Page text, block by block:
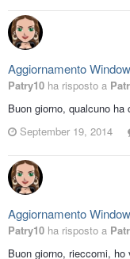
Aggiornamento
Patry10 ha risposto a
Buon giorno, qualcuno
September 19, 2014
Aggiornamento
Patry10 ha risposto a
Buon giorno, rieccomi,